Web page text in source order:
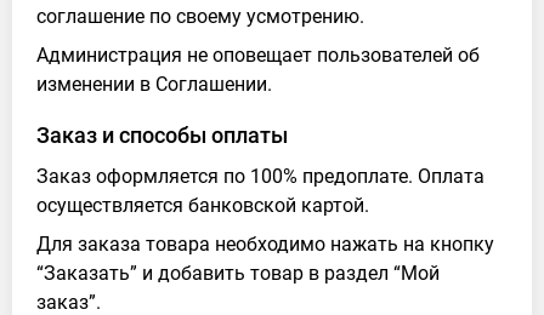
соглашение по своему усмотрению.
Администрация не оповещает пользователей об
изменении в Соглашении.
Заказ и способы оплаты
Заказ оформляется по 100% предоплате. Оплата
осуществляется банковской картой.
Для заказа товара необходимо нажать на кнопку
“Заказать” и добавить товар в раздел “Мой
заказ”.